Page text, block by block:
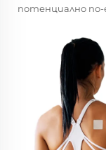
потенциално